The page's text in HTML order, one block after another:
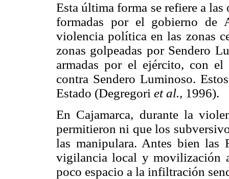
Esta última forma se refiere a
formadas por el gobierno de
violencia política en las zonas
zonas golpeadas por Sendero
armadas por el ejército, con
contra Sendero Luminoso.
Estado (Degregori et al., 1996).
En Cajamarca, durante la
permitieron ni que los
las manipulara. Antes bien las
vigilancia local y movilización
poco espacio a la infiltración